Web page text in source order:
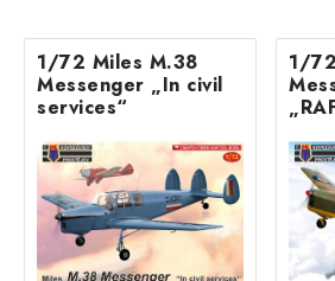
1/72 Miles M.38
Messenger „In civil
services“
1/